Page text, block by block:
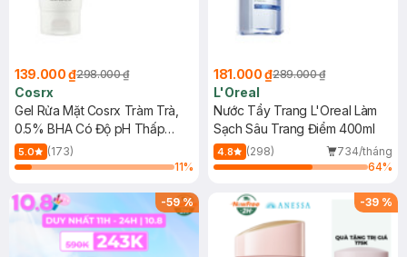
139.000 ₫298.000 ₫
Cosrx
Gel Rửa Mặt Cosrx Tràm Trà,
0.5% BHA Có Độ pH Thấp
150ml
5.0
(173)
11%
181.000 ₫289.000 ₫
L'Oreal
Nước Tẩy Trang L'Oreal Làm
Sạch Sâu Trang Điểm 400ml
4.8 (298)
734/tháng
64%
-59% -39 %